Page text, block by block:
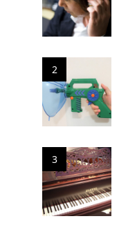
2
3